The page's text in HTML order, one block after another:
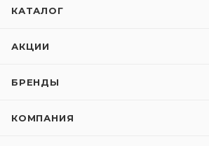
КАТАЛОГ
АКЦИИ
БРЕНДЫ
КОМПАНИЯ